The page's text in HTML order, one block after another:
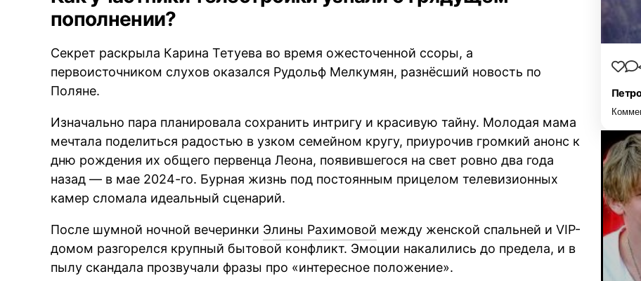
пополнении?
Секрет раскрыла Карина Тетуева во время ожесточенной ссоры, а
первоисточником слухов оказался Рудольф Мелкумян, разнёсший новость по
Поляне.
Изначально пара планировала сохранить интригу и красивую тайну. Молодая мама
мечтала поделиться радостью в узком семейном кругу, приурочив громкий анонс к
дню рождения их общего первенца Леона, появившегося на свет ровно два года
назад — в мае 2024-го. Бурная жизнь под постоянным прицелом телевизионных
камер сломала идеальный сценарий.
После шумной ночной вечеринки Элины Рахимовой между женской спальней и VIP-
домом разгорелся крупный бытовой конфликт. Эмоции накалились до предела, и в
пылу скандала прозвучали фразы про «интересное положение».